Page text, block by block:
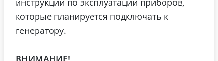
которые планируется подключать к
генератору.
ВНИМАНИЕ!